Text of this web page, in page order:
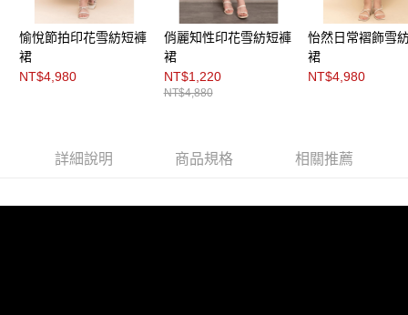
愉悅節拍印花雪紡短褲
裙
NT$4,980
俏麗知性印花雪紡短褲
裙
NT$1,220
NT$4,880
怡然日常褶飾雪
裙
NT$4,980
詳細說明 商品規格 相關推薦